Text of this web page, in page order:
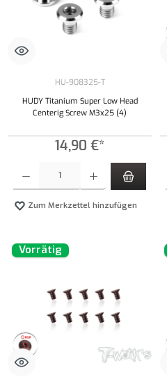
HU-908325-T
HUDY Titanium Super Low Head
Centerig Screw M3x25 (4)
14,90 €*
Zum Merkzettel hinzufügen
Vorrätig